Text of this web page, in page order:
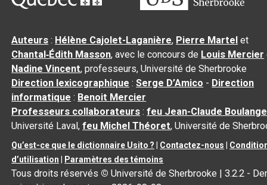
Auteurs : Hélène Cajolet-Laganière, Pierre Martel et
Chantal‑Édith Masson, avec le concours de Louis Mercier
Nadine Vincent, professeurs, Université de Sherbrooke
Direction lexicographique :Serge D’Amico - Direction
informatique : Benoit Mercier
Professeurs collaborateurs :feu Jean-Claude
Université Laval,feu Michel Théoret, Université de
Qu’est-ce que le dictionnaire Usito ? Contactez-nous
d’utilisation
Paramètres des témoins
Tous droits réservés © Université de Sherbrooke |3.2.2 -